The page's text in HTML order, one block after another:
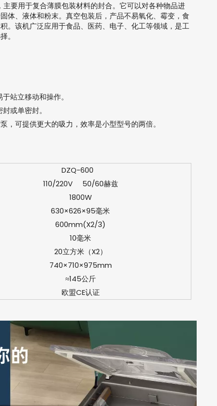
要用于复合薄膜包装材料的封合。它可以对各种物品进
体、液体和粉末。真空包装后，产品不易氧化、霉变，食
。该机广泛应用于食品、医药、电子、化工等领域，是工
。
站立移动和操作。
或单密封。
，可提供更大的吸力，效率是小型型号的两倍。
DZQ-600
110/220V 50/60赫兹
1800W
630×626×95毫米
600mm(X2/3)
10毫米
20立方米（X2）
740×710×975mm
≈145公斤
欧盟CE认证